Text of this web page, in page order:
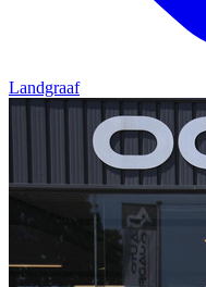
Landgraaf